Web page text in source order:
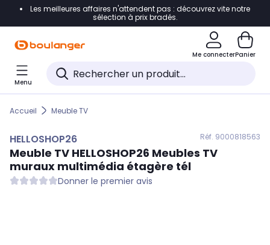
Accéder directement à la navigation
Accéder directement au pied de page
Accéder directement au chatbot
Les meilleures affaires n'attendent pas : découvrez vite notre
sélection à prix bradés.
Me connecterPanier
Menu
Accueil Meuble TV
HELLOSHOP26 Réf. 9000818563
Meuble TV HELLOSHOP26 Meubles TV
muraux multimédia étagère tél
Donner le premier avis